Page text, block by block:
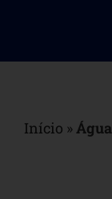
Início »